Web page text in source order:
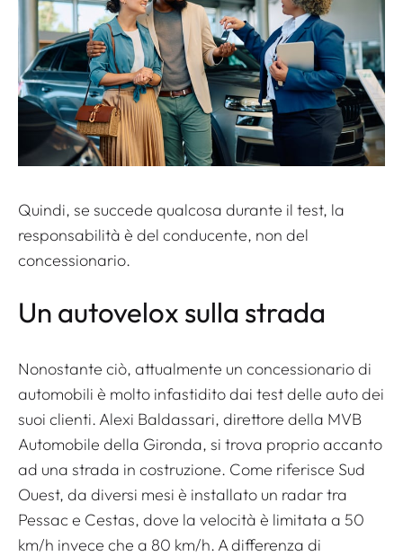
Quindi, se succede qualcosa durante il test, la
responsabilità è del conducente, non del
concessionario.
Un autovelox sulla strada
Nonostante ciò, attualmente un concessionario di
automobili è molto infastidito dai test delle auto dei
suoi clienti. Alexi Baldassari, direttore della MVB
Automobile della Gironda, si trova proprio accanto
ad una strada in costruzione. Come riferisce Sud
Ouest, da diversi mesi è installato un radar tra
Pessac e Cestas, dove la velocità è limitata a 50
km/h invece che a 80 km/h. A differenza di